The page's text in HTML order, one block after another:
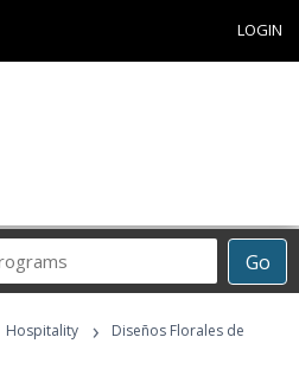
LOGIN
Go
Career
Programs
Hospitality ›
Diseños Florales de